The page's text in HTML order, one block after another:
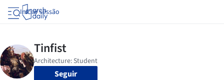
Iniciar sessão
Seguir